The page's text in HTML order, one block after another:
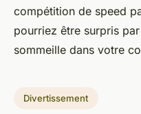
compétition de speed
pourriez être surpris
sommeille dans votre
Divertissement